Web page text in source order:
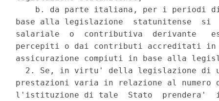
b. da parte italiana, per i periodi
base alla legislazione  statunitense
salariale  o  contributiva  derivante
percepiti o dai contributi accreditati
assicurazione compiuti in base alla
2. Se, in virtu' della legislazione di
prestazioni varia in relazione al
l'istituzione di tale  Stato  prendera'